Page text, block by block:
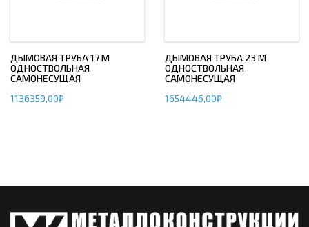
ДЫМОВАЯ ТРУБА 17 М
ОДНОСТВОЛЬНАЯ
САМОНЕСУЩАЯ
1136359,00₽
ДЫМОВАЯ ТРУБА 23 М
ОДНОСТВОЛЬНАЯ
САМОНЕСУЩАЯ
1654446,00₽